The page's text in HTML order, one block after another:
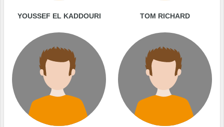
YOUSSEF EL KADDOURI TOM RICHARD